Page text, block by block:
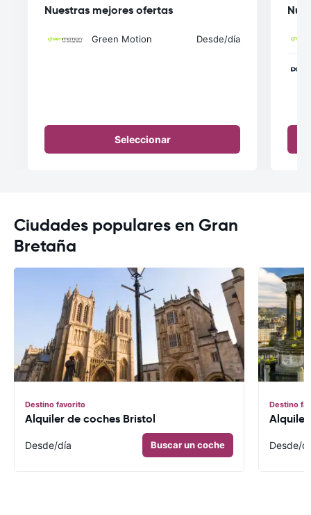
Nuestras mejores ofertas
Green Motion Desde/día
Seleccionar
Ciudades populares en Gran
Bretaña
Destino favorito
Alquiler de coches Bristol
Desde/día Buscar un coche
Destino
Desde/